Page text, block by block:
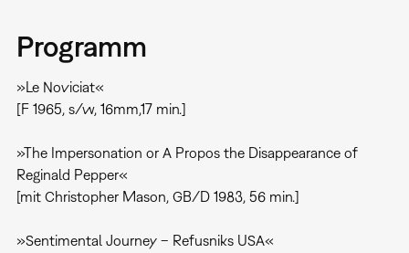
Programm
»Le Noviciat«
[F 1965, s/w, 16mm,17 min.]
»The Impersonation or A Propos the Disappearance of
Reginald Pepper«
[mit Christopher Mason, GB/D 1983, 56 min.]
»Sentimental Journey – Refusniks USA«